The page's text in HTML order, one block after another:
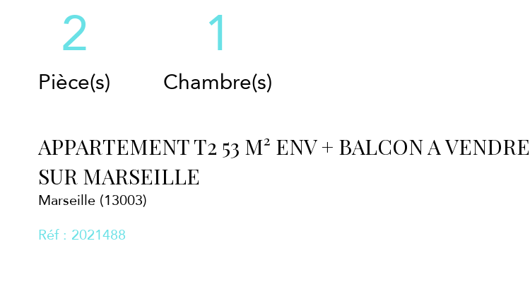
2
Pièce(s)
1
Chambre(s)
APPARTEMENT T2 53 M² ENV + BALCON A VENDRE
SUR MARSEILLE
Marseille (13003)
Réf : 2021488